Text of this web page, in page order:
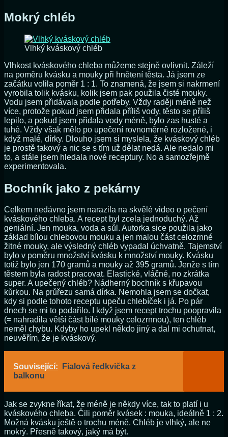
Mokrý chléb
Vlhký kváskový chléb
Vlhkost kváskového chleba můžeme stejně ovlivnit. Záleží
na poměru kvásku a mouky při hnětení těsta. Já jsem ze
začátku volila poměr 1 : 1. To znamená, že jsem si nakrmení
vyrobila tolik kvásku, kolik jsem pak použila čisté mouky.
Vodu jsem přidávala podle potřeby. Vždy raději méně než
více, protože pokud jsem přidala příliš vody, těsto se příliš
lepilo, a pokud jsem přidala vody méně, bylo zas husté a
tuhé. Vždy však mělo po upečení rovnoměrně rozložené, i
když malé, dírky. Dlouho jsem si myslela, že kváskový chléb
je prostě takový a nic se s tím už dělat nedá. Ale nedalo mi
to, a stále jsem hledala nové receptury. No a samozřejmě
experimentovala.
Bochník jako z pekárny
Celkem nedávno jsem narazila na skvělé video o pečení
kváskového chleba. A recept byl zcela jednoduchý. Až
geniální. Jen mouka, voda a sůl. Autorka sice použila jako
základ bílou chlebovou mouku a jen malou část celozrnné
žitné mouky, ale výsledný chléb vypadal úchvatně. Tajemství
bylo v poměru množství kvásku k množství mouky. Kvásku
totiž bylo jen 170 gramů a mouky až 395 gramů. Jenže s tím
těstem byla radost pracovat. Elastické, vláčné, no zkrátka
super. A upečený chléb? Nádherný bochník s křupavou
kůrkou. Na průřezu samá dírka. Nemohla jsem se dočkat,
kdy si podle tohoto receptu upeču chlebíček i já. Po pár
dnech se mi to podařilo. I když jsem recept trochu poopravila
(= nahradila větší část bílé mouky celozrnnou), ten chléb
neměl chybu. Kdyby ho upekl někdo jiný a dal mi ochutnat,
neuvěřím, že je kváskový.
Související:
Fialová ředkvička z
balkonu
Jak se zvykne říkat, že méně je někdy více, tak to platí i u
kváskového chleba. Čili poměr kvásek : mouka, ideálně 1 : 2.
Možná kvásku ještě o trochu méně. Chléb je vlhký, ale ne
mokrý. Přesně takový, jaký má být.